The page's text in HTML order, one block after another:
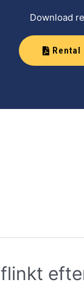
Download
Rental